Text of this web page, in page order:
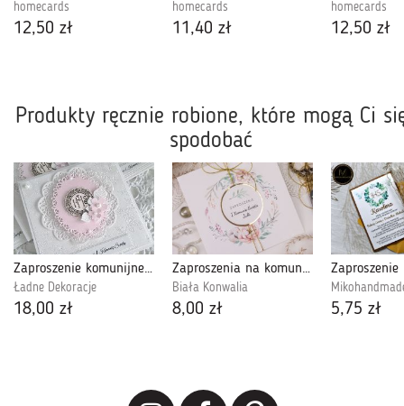
homecards
12,50 zł
homecards
11,40 zł
homecards
12,50 zł
Produkty ręcznie robione, które mogą Ci
spodobać
Zaproszenie komunijne Ażurowa hostia róż
Ładne Dekoracje
18,00 zł
Zaproszenia na komunię, chrzest - kwiaty1
Biała Konwalia
8,00 zł 5,75 zł